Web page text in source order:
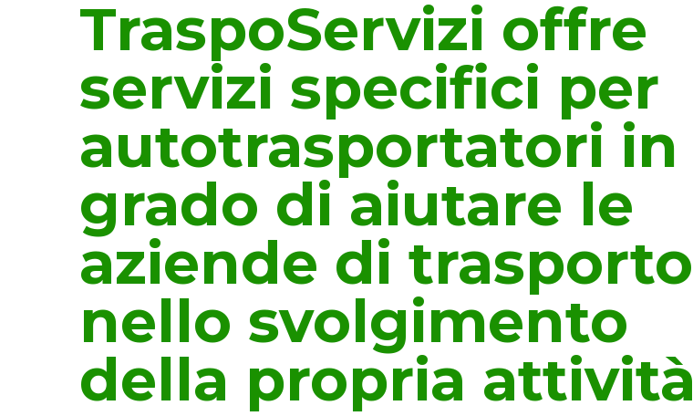
TraspoServizi offre
servizi specifici per
autotrasportatori in
grado di aiutare le
aziende di trasporto
nello svolgimento
della propria attività